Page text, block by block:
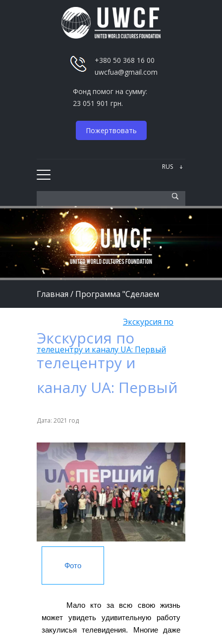
+380 50 368 16 00
uwcfua@gmail.com
Фонд помог на сумму:
23 051 901 грн.
Пожертвовать
Главная / Программа "Сделаем
Экскурсия по
телецентру и каналу UA: Первый
Экскурсия по
телецентру и
каналу UA: Первый
Дата: 2021 год
Фото
Мало кто за всю свою жизнь
может увидеть удивительную работу
закулисья телевидения. Многие даже